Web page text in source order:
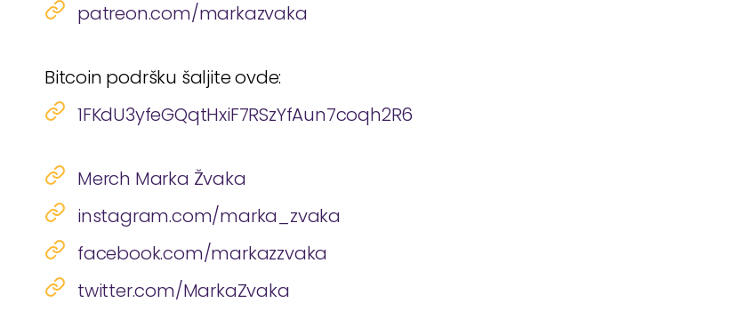
patreon.com/markazvaka
Bitcoin podršku šaljite ovde:
1FKdU3yfeGQqtHxiF7RSzYfAun7coqh2R6
Merch Marka Žvaka
instagram.com/marka_zvaka
facebook.com/markazzvaka
twitter.com/MarkaZvaka